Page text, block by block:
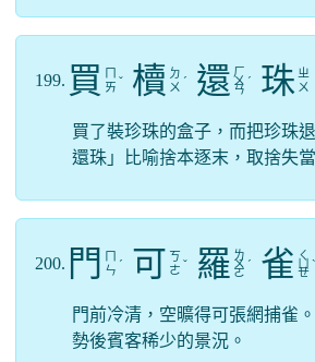
199. 買 ㄞ ˇ 櫝 ㄉ
ㄨ ˊ 還 ㄏ
ㄨ
ㄢ
ˊ 珠 ㄓ
ㄨ
買了裝珍珠的盒子，而把珍珠
還珠」比喻捨本逐末，取捨失當
200. 門
ㄣ ˊ 可 ㄎ
ㄜ ˇ 羅 ㄌ
ㄨ
ㄛ
ˊ 雀 ㄑ
ㄩ
ㄝ
ˋ
門前冷清，空曠得可張網捕雀
勢後賓客稀少的景況。